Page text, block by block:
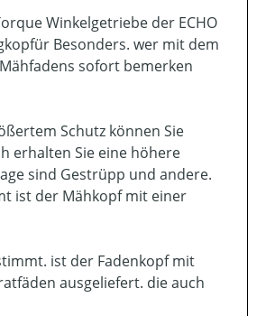
Winkelgetriebe der ECHO
Besonders. wer mit dem
sofort bemerken
Schutz können Sie
erhalten Sie eine höhere
sind Gestrüpp und andere.
ist der Mähkopf mit einer
ist der Fadenkopf mit
ausgeliefert. die auch